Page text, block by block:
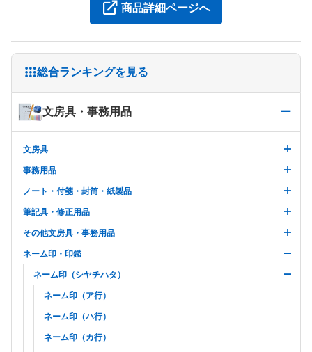
総合ランキングを見る
文房具・事務用品
文房具
事務用品
ノート・付箋・封筒・紙製品
筆記具・修正用品
その他文房具・事務用品
ネーム印・印鑑
ネーム印（シヤチハタ）
ネーム印（ア行）
ネーム印（ハ行）
ネーム印（カ行）
商品詳細ページへ